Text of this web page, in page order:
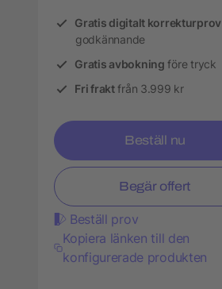
Gratis digitalt korrekturprov
godkännande
Gratis avbokning före tryck
Fri fraktfrån 3.999 kr
Beställ nu
Begär offert
Beställ prov
Kopiera länken till den
konfigurerade produkten